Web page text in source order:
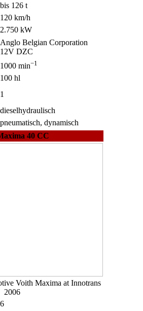
bis 126 t
120 km/h
2.750 kW
Anglo Belgian Corporation
12V DZC
1000 min−1
100 hl
1
dieselhydraulisch
pneumatisch, dynamisch
40 CC
Voith Maxima at Innotrans
2006
6